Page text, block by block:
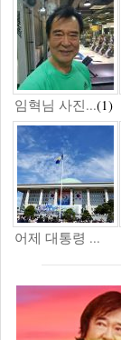
임혁님 사진...(1)
어제 대통령 ...